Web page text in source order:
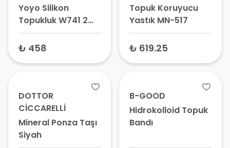
Yoyo Silikon
Topukluk W741 2
Adet – Topuk
Dikeni Tabanlığı,
₺ 458
Topuk Koruyucu
Yastık MN-517
₺ 619.25
DOTTOR
CİCCARELLİ
Mineral Ponza Taşı
Siyah
B-GOOD
Hidrokolloid Topuk
Bandı